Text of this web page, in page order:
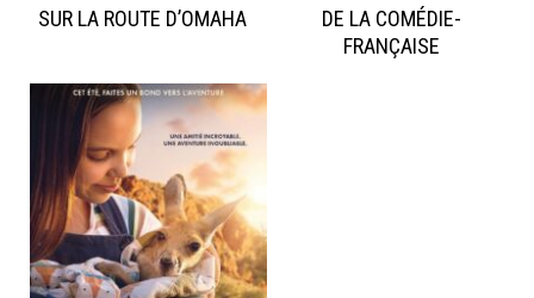
SUR LA ROUTE D’OMAHA
DE LA COMÉDIE-
FRANÇAISE